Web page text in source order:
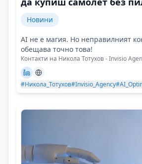
Новини
AI не е магия. Но неправилният
обещава точно това!
Контакти на Никола Тотухов - Invisio
#Никола_Тотухов#Invisio_Agency